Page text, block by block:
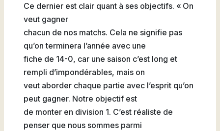
Ce dernier est clair quant à ses objectifs. « On
veut gagner
chacun de nos matchs. Cela ne signifie pas
qu’on terminera l’année avec une
fiche de 14-0, car une saison c’est long et
rempli d’impondérables, mais on
veut aborder chaque partie avec l’esprit qu’on
peut gagner. Notre objectif est
de monter en division 1. C’est réaliste de
penser que nous sommes parmi